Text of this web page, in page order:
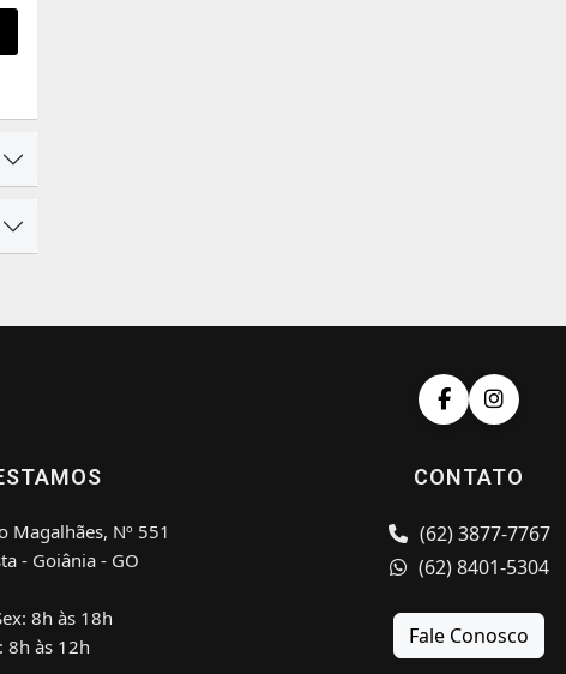
Magalhães, Nº 551
- Goiânia - GO
8h às 18h
8h às 12h
CONTATO
(62) 3877-7767
(62) 8401-5304
Fale Conosco